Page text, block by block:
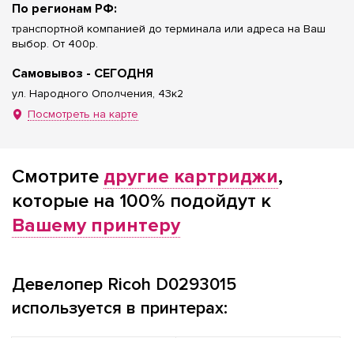
По регионам РФ:
транспортной компанией до терминала или адреса на Ваш
выбор. От 400р.
Самовывоз - СЕГОДНЯ
ул. Народного Ополчения, 43к2
Посмотреть на карте
Смотрите другие картриджи,
которые на 100% подойдут к
Вашему принтеру
Девелопер Ricoh D0293015
используется в принтерах: